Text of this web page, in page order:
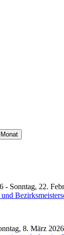
- Sonntag, 22.
8. März 2026